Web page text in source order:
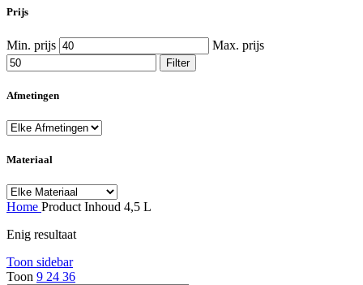
Prijs
Min. prijs Max. prijs
Filter
Afmetingen
Materiaal
Home Product Inhoud 4,5 L
Enig resultaat
Toon sidebar
Toon 9 24 36